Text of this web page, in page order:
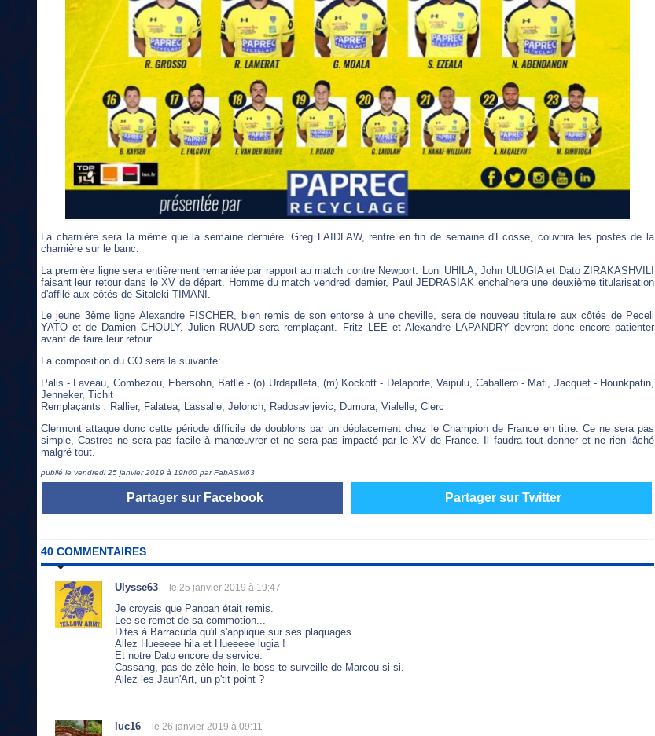
La charnière sera la même que la semaine dernière. Greg LAIDLAW, rentré en fin de semaine d'Ecosse, couvrira les postes de la
charnière sur le banc.
La première ligne sera entièrement remaniée par rapport au match contre Newport. Loni UHILA, John ULUGIA et Dato ZIRAKASHVILI
faisant leur retour dans le XV de départ. Homme du match vendredi dernier, Paul JEDRASIAK enchaînera une deuxième titularisation
d'affilé aux côtés de Sitaleki TIMANI.
Le jeune 3ème ligne Alexandre FISCHER, bien remis de son entorse à une cheville, sera de nouveau titulaire aux côtés de Peceli
YATO et de Damien CHOULY. Julien RUAUD sera remplaçant. Fritz LEE et Alexandre LAPANDRY devront donc encore patienter
avant de faire leur retour.
La composition du CO sera la suivante:
Palis - Laveau, Combezou, Ebersohn, Batlle - (o) Urdapilleta, (m) Kockott - Delaporte, Vaipulu, Caballero - Mafi, Jacquet - Hounkpatin,
Jenneker, Tichit
Remplaçants : Rallier, Falatea, Lassalle, Jelonch, Radosavljevic, Dumora, Vialelle, Clerc
Clermont attaque donc cette période difficile de doublons par un déplacement chez le Champion de France en titre. Ce ne sera pas
simple, Castres ne sera pas facile à manœuvrer et ne sera pas impacté par le XV de France. Il faudra tout donner et ne rien lâché
malgré tout.
publié le vendredi 25 janvier 2019 à 19h00 par FabASM63
Partager sur Facebook Partager sur Twitter
40 COMMENTAIRES
Ulysse63 le 25 janvier 2019 à 19:47
Je croyais que Panpan était remis.
Lee se remet de sa commotion...
Dites à Barracuda qu'il s'applique sur ses plaquages.
Allez Hueeeee hila et Hueeeee lugia !
Et notre Dato encore de service.
Cassang, pas de zèle hein, le boss te surveille de Marcou si si.
Allez les Jaun'Art, un p'tit point ?
luc16 le 26 janvier 2019 à 09:11